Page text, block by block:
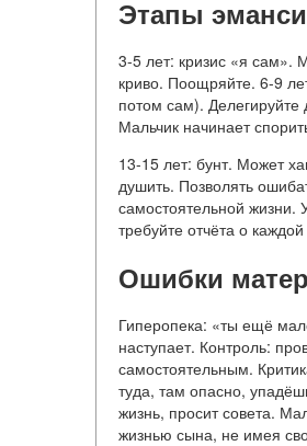
Этапы
3-5 лет: кризис «я сам».
криво. Поощряйте. 6-9
потом сам).
Мальчик начинает
13-15 лет: бунт. Может
душить. Позволять
самостоятельной жизни.
требуйте отчёта о
Ошибки
Гиперопека: «ты ещё
наступает. Контроль:
самостоятельным.
туда, там опасно,
жизнь, просит совета.
жизнью сына, не имея